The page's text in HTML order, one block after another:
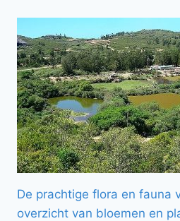
De prachtige flora en fauna
overzicht van bloemen en